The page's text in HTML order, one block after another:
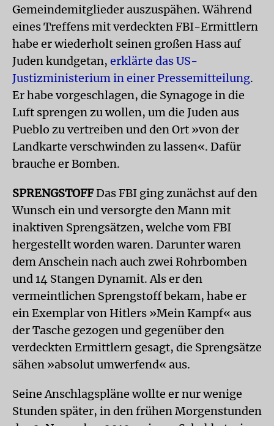
Gemeindemitglieder auszuspähen. Während
eines Treffens mit verdeckten FBI-Ermittlern
habe er wiederholt seinen großen Hass auf
Juden kundgetan, erklärte das US-
Justizministerium in einer Pressemitteilung.
Er habe vorgeschlagen, die Synagoge in die
Luft sprengen zu wollen, um die Juden aus
Pueblo zu vertreiben und den Ort »von der
Landkarte verschwinden zu lassen«. Dafür
brauche er Bomben.
SPRENGSTOFFDas FBI ging zunächst auf den
Wunsch ein und versorgte den Mann mit
inaktiven Sprengsätzen, welche vom FBI
hergestellt worden waren. Darunter waren
dem Anschein nach auch zwei Rohrbomben
und 14 Stangen Dynamit. Als er den
vermeintlichen Sprengstoff bekam, habe er
ein Exemplar von Hitlers »Mein Kampf« aus
der Tasche gezogen und gegenüber den
verdeckten Ermittlern gesagt, die Sprengsätze
sähen »absolut umwerfend« aus.
Seine Anschlagspläne wollte er nur wenige
Stunden später, in den frühen Morgenstunden